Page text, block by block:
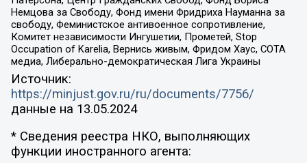
Немцова за Свободу, Фонд имени Фридриха Науманна за
свободу, Феминистское антивоенное сопротивление,
Комитет независимости Ингушетии, Прометей, Stop
Occupation of Karelia, Вернись живым, Фридом Хаус, СОТА
медиа, Либерально-демократическая Лига Украины
Источник:
https://minjust.gov.ru/ru/documents/7756/
данные на 13.05.2024
* Сведения реестра НКО, выполняющих
функции иностранного агента: